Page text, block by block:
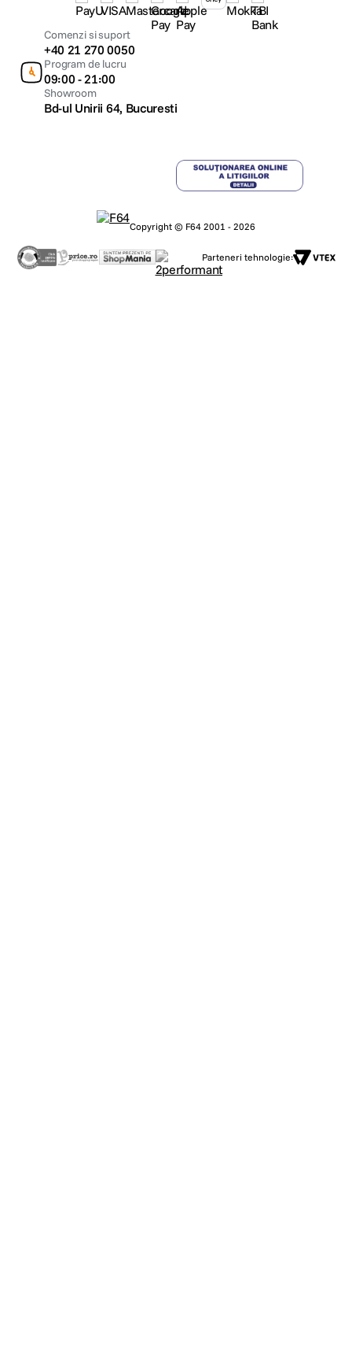
Comenzi si suport
+40 21 270 0050
Program de lucru
09:00 - 21:00
Showroom
Bd-ul Unirii 64, Bucuresti
Copyright © F64 2001 - 2026
Parteneri tehnologie: